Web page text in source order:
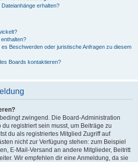
erhalten?
Beschwerden oder juristische Anfragen zu diesem
Boards kontaktieren?
zwingend. Die Board-Administration
registriert sein musst, um Beiträge zu
du als registriertes Mitglied Zugriff auf
nicht zur Verfügung stehen: zum Beispiel
E-Mail-Versand an andere Mitglieder, Beitritt
Wir empfehlen dir eine Anmeldung, da sie